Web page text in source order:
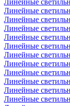
Линейные
Линейные
Линейные
Линейные
Линейные
Линейные
Линейные
Линейные
Линейные
Линейные
Линейные
Линейные